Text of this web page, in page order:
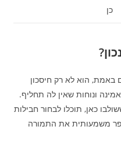
כן
באמת, הוא לא רק חיסכון
ונוחות שאין לה תחליף.
כאן, תוכלו לבחור חבילות
משמעותית את התמורה